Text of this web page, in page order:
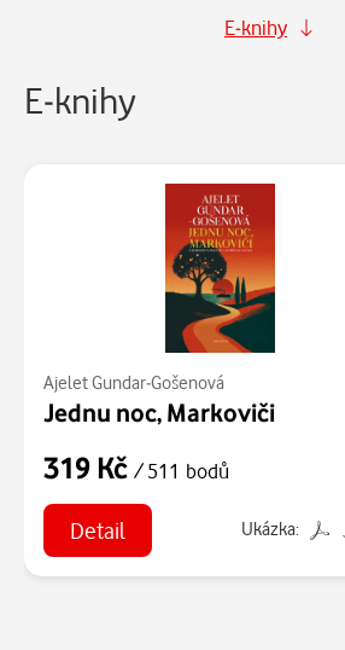
E-knihy
E-knihy
Ajelet Gundar-Gošenová
Jednu noc, Markoviči
319 Kč / 511 bodů
Detail Ukázka: